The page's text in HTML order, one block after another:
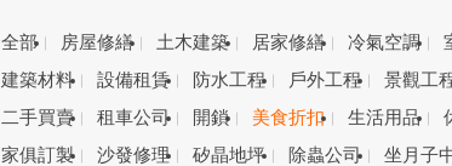
全部 房屋修繕 土木建築 居家修繕 冷氣空調
建築材料
設備租賃 防水工程 戶外工程 景觀工
二手買賣
租車公司 開鎖 美食折扣 生活用品
家俱訂製
沙發修理 矽晶地坪 除蟲公司 坐月子